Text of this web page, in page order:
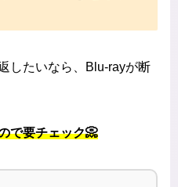
したいなら、Blu-rayが断
で要チェック📀